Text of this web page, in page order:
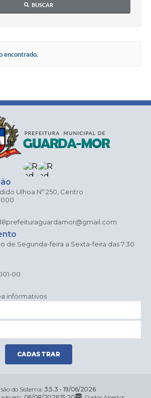
BUSCAR
encontrado.
Ulhoa Nº 250, Centro
000
prefeituraguardamor@gmail.com
de Segunda-feira a Sexta-feira das 7:30
00
informativos
CADASTRAR
do Sistema: 3.5.3 - 19/06/2026